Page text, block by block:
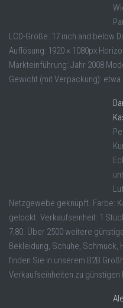
LCD-Größe: 17 inch and below
Auflösung: 1920 × 1080px
Markteinführung: Jahr 2008
Gewicht (mit Verpackung): etwa
Netzgewebe geknüpft. Farbe:
gelockt. Verkaufseinheit: 1
7,80. Über 2500 weitere
Bekleidung, Schuhe, Schmuck,
finden Sie in unserem B2B
Verkaufseinheiten zu günstigen